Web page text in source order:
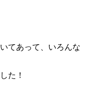
てあって、いろんな
た！